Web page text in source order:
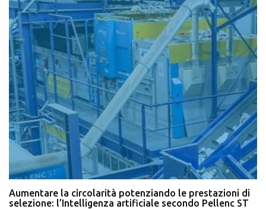
Aumentare la circolarità potenziando le prestazioni di
selezione: l’Intelligenza artificiale secondo Pellenc ST